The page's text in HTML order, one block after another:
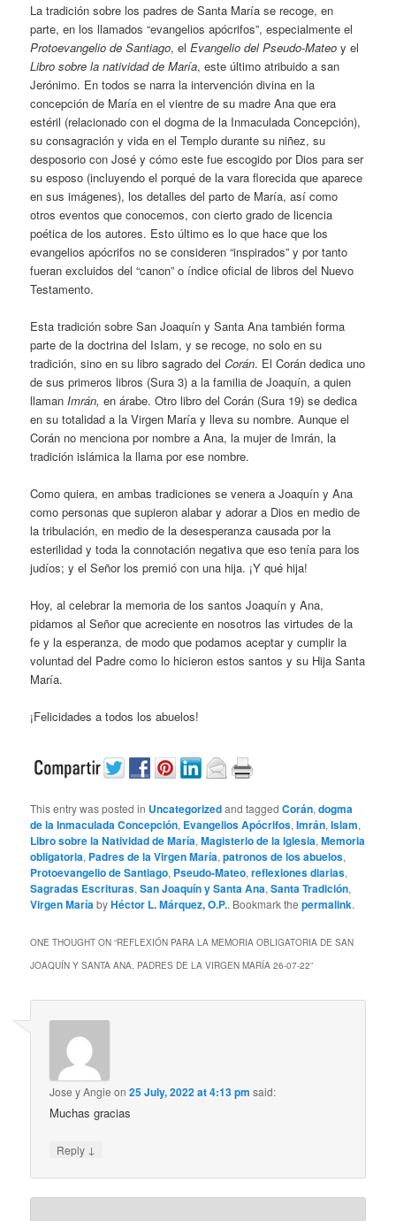
La tradición sobre los padres de Santa María se recoge, en
parte, en los llamados “evangelios apócrifos”, especialmente el
Protoevangelio de Santiago, elEvangelio del Pseudo-Mateo y el
Libro sobre la natividad de María, este último atribuido a san
Jerónimo. En todos se narra la intervención divina en la
concepción de María en el vientre de su madre Ana que era
estéril (relacionado con el dogma de la Inmaculada Concepción),
su consagración y vida en el Templo durante su niñez, su
desposorio con José y cómo este fue escogido por Dios para ser
su esposo (incluyendo el porqué de la vara florecida que aparece
en sus imágenes), los detalles del parto de María, así como
otros eventos que conocemos, con cierto grado de licencia
poética de los autores. Esto último es lo que hace que los
evangelios apócrifos no se consideren “inspirados” y por tanto
fueran excluidos del “canon” o índice oficial de libros del Nuevo
Testamento.
Esta tradición sobre San Joaquín y Santa Ana también forma
parte de la doctrina del Islam, y se recoge, no solo en su
tradición, sino en su libro sagrado delCorán. El Corán dedica uno
de sus primeros libros (Sura 3) a la familia de Joaquín, a quien
llaman Imrán, en árabe. Otro libro del Corán (Sura 19) se dedica
en su totalidad a la Virgen María y lleva su nombre. Aunque el
Corán no menciona por nombre a Ana, la mujer de Imrán, la
tradición islámica la llama por ese nombre.
Como quiera, en ambas tradiciones se venera a Joaquín y Ana
como personas que supieron alabar y adorar a Dios en medio de
la tribulación, en medio de la desesperanza causada por la
esterilidad y toda la connotación negativa que eso tenía para los
judíos; y el Señor los premió con una hija. ¡Y qué hija!
Hoy, al celebrar la memoria de los santos Joaquín y Ana,
pidamos al Señor que acreciente en nosotros las virtudes de la
fe y la esperanza, de modo que podamos aceptar y cumplir la
voluntad del Padre como lo hicieron estos santos y su Hija Santa
María.
¡Felicidades a todos los abuelos!
This entry was posted in Uncategorizedand taggedCorán,dogma
de la Inmaculada Concepción, Evangelios Apócrifos,Imrán,Islam,
Libro sobre la Natividad de María,Magisterio de la Iglesia,Memoria
obligatoria, Padres de la Virgen María,patronos de los abuelos,
Protoevangelio de Santiago, Pseudo-Mateo,reflexiones diarias,
Sagradas Escrituras,San Joaquín y Santa Ana,Santa Tradición,
Virgen MaríabyHéctor L. Márquez, O.P.. Bookmark thepermalink.
ONE THOUGHT ON “REFLEXIÓN PARA LA MEMORIA OBLIGATORIA DE SAN
JOAQUÍN Y SANTA ANA, PADRES DE LA VIRGEN MARÍA 26-07-22”
Jose y Angie on25 July, 2022 at 4:13 pm said:
Muchas gracias
Reply ↓